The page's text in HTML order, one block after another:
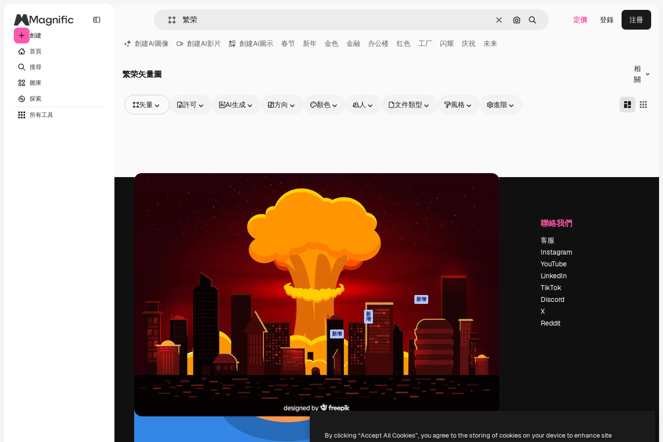
創建
首頁
搜尋
圖庫
探索
所有工具
清除 通過圖像搜索
搜尋 定價 登錄 注冊
創建AI圖像 創建AI影片 創建AI圖示 春节 新年 金色 金融 办公楼 红色 工厂 闪耀 庆祝 未来
繁荣矢量圖
相
關
矢量
視頻
動態圖形
許可 AI生成 方向 顏色 人 文件類型 風格 進階
引導你創作出最佳作品的創意平台。擁有超過
100萬訂閱者，涵蓋創意人士、企業、代理商
繁體中文 (香港)
AI助手
AI圖像生成器
AI視頻生成器
AI語音生成器
圖庫內容
MCP用於
Claude/ChatGPT
新
增
AI助手 新增
API
流動應用程式
所有Magnific工具
開始使用
Academy
原創作品
新增
Cookie 政策
信任中心
聯盟夥伴
企業
公司
定價
工作機會
Slidesgo
出售內容
新聞室
正在尋找
magnific.ai
聯絡我們
客服
Instagram
YouTube
LinkedIn
TikTok
Discord
X
Reddit
Copyright © 2010- Freepik Company S.L.U. 版權所有
By clicking “Accept All Cookies”, you agree to the storing of cookies on your device to enhance site